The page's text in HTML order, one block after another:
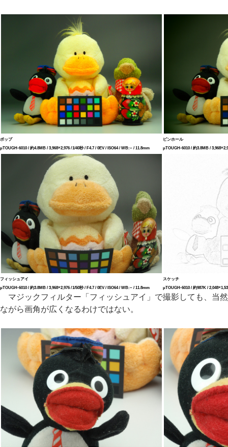
ポップ
μTOUGH-6010 / 約4.8MB / 3,968×2,976 / 1/40秒 / F4.7 / 0EV / ISO64 / WB:− / 11.8mm
ピンホール
μTOUGH-6010 / 約3.8MB /
フィッシュアイ
μTOUGH-6010 / 約3.8MB / 3,968×2,976 / 1/50秒 / F4.7 / 0EV / ISO64 / WB:− / 11.8mm
スケッチ
μTOUGH-6010 / 約987K /
マジックフィルター「フィッシュアイ」で撮影しても、当然
ながら画角が広くなるわけではない。